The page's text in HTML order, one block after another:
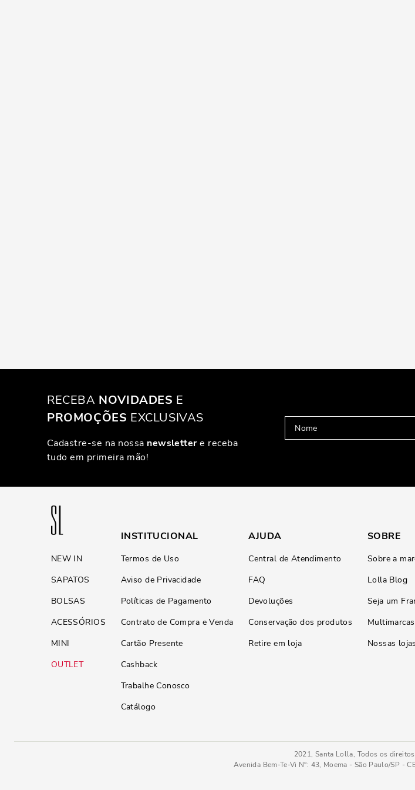
RECEBA NOVIDADES E
PROMOÇÕES EXCLUSIVAS
Cadastre-se na nossa newslettere receba
tudo em primeira mão!
NEW IN
SAPATOS
BOLSAS
ACESSÓRIOS
MINI
OUTLET
INSTITUCIONAL
Termos de Uso
Aviso de Privacidade
Políticas de Pagamento
Contrato de Compra e Venda
Cartão Presente
Cashback
Trabalhe Conosco
Catálogo
AJUDA
Central de Atendimento
FAQ
Devoluções
Conservação dos produtos
Retire em loja
SOBRE
Sobre a
Lolla Blog
Seja um
Multimarcas
Nossas lojas
2021, Santa Lolla, Todos os
Avenida Bem-Te-Vi N°: 43, Moema - São Paulo/SP -